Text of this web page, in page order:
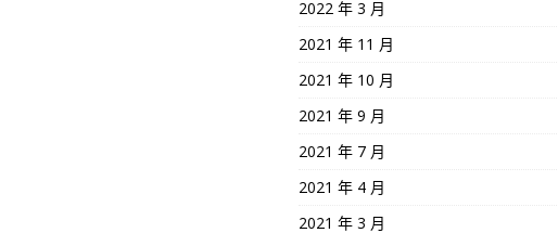
2022 年 3 月
2021 年 11 月
2021 年 10 月
2021 年 9 月
2021 年 7 月
2021 年 4 月
2021 年 3 月